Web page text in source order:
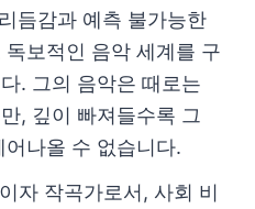
듬감과 예측 불가능한
독보적인 음악 세계를 구
. 그의 음악은 때로는
, 깊이 빠져들수록 그
어나올 수 없습니다.
자 작곡가로서, 사회 비